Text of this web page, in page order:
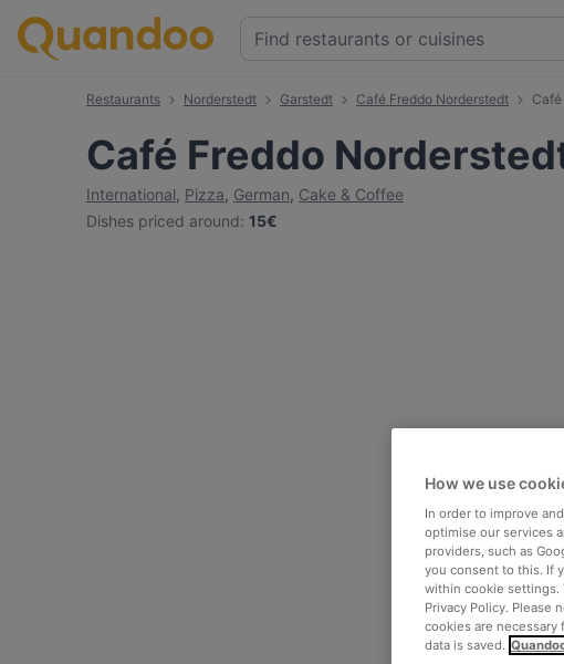
Restaurants Norderstedt Garstedt Café Freddo Norderstedt
Café Freddo
International, Pizza, German, Cake & Coffee
Dishes priced around: 15€
How we use
In order to improve
optimise our services
providers, such as
you consent to this. If
within cookie settings.
Privacy Policy. Please
cookies are
data is saved.